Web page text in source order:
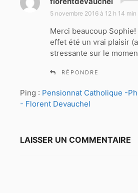
5 novembre 2016 à 12 h 14 min
Merci beaucoup
effet été un vrai plaisir
stressante sur le
RÉPONDRE
Ping : Pensionnat Catholique -
- Florent Devauchel
LAISSER UN COMMENTAIRE